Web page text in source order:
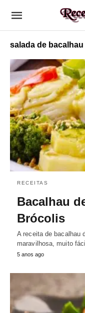
salada de
RECEITAS
Bacalhau
Brócolis
A receita de bacalhau
maravilhosa, muito
5 anos ago